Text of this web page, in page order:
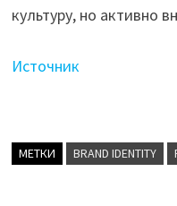
культуру, но активно
Источник
МЕТКИ BRAND IDENTITY